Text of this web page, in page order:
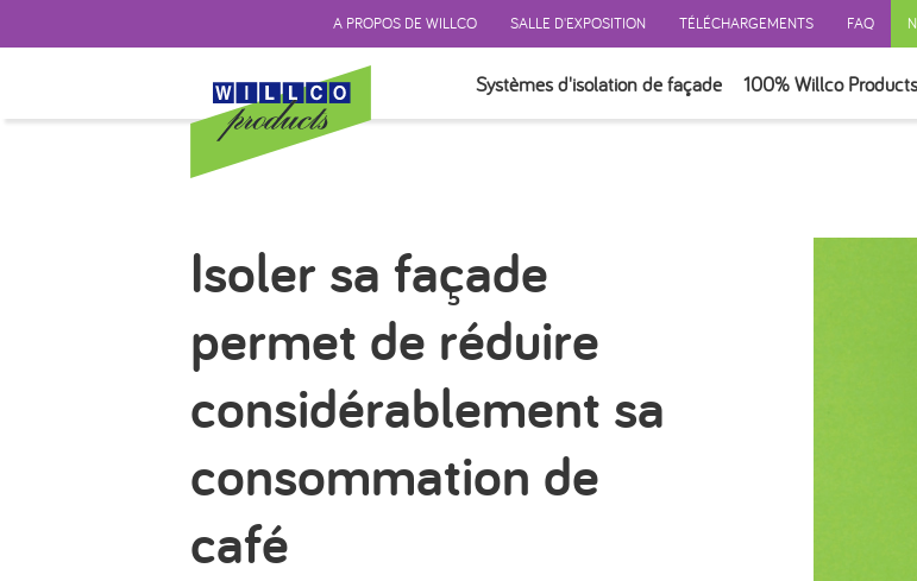
A PROPOS DE WILLCO SALLE D'EXPOSITION TÉLÉCHARGEMENTS FAQ
Systèmes d'isolation de façade
SYSTÈME VENTILÉ
FINITION
ISOLATION
ACCESSOIRES
100% Willco Products
Isoler sa façade
permet de réduire
considérablement sa
consommation de
café